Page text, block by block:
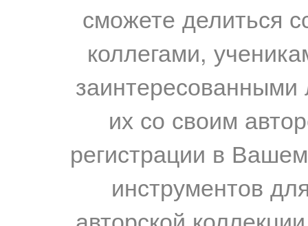
сможете делиться
коллегами,
их со своим
регистрации в
инструментов